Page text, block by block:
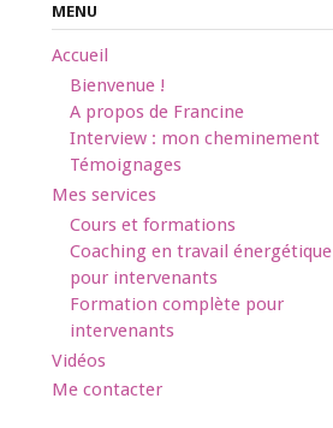
MENU
Accueil
Bienvenue !
A propos de Francine
Interview : mon cheminement
Témoignages
Mes services
Cours et formations
Coaching en travail énergétique
pour intervenants
Formation complète pour
intervenants
Vidéos
Me contacter